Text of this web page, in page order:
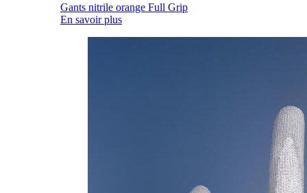
Gants nitrile orange Full Grip
En savoir plus